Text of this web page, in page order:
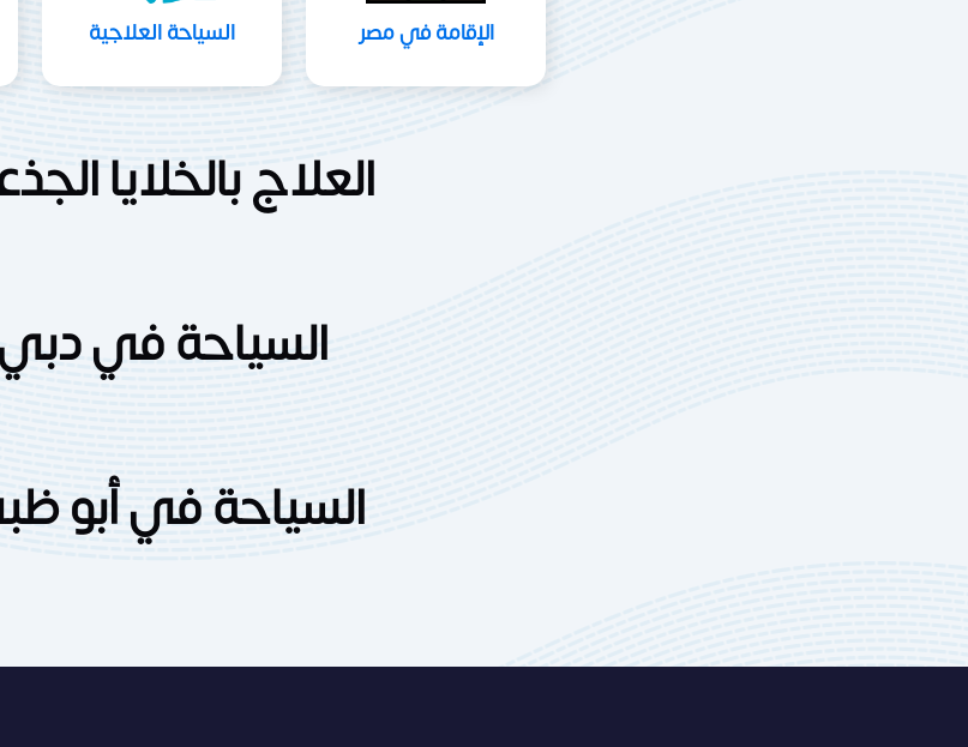
الإقامة في مصر السياحة العلاجية
العلاج بالخلايا
السياحة في دبي
السياحة في أبو